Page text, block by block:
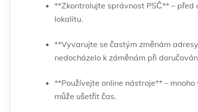
**Zkontrolujte správnost PSČ** –
lokalitu.
**Vyvarujte se častým změnám
nedocházelo k záměnám při
**Používejte online nástroje** –
může ušetřit čas.